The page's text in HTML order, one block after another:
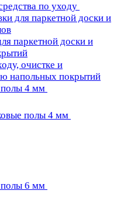
по уходу
для паркетной доски и
паркетной доски и
очистке и
напольных покрытий
полы 4 мм
полы 4 мм
полы 6 мм